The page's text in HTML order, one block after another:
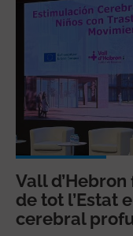
Vall
de tot l’Estat
cerebral